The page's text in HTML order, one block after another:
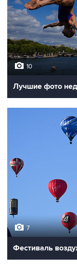
10
Лучшие фото
7
Фестиваль